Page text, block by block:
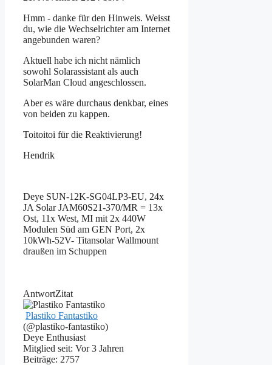
Hmm - danke für den Hinweis. Weisst
du, wie die Wechselrichter am Internet
angebunden waren?
Aktuell habe ich nicht nämlich
sowohl Solarassistant als auch
SolarMan Cloud angeschlossen.
Aber es wäre durchaus denkbar, eines
von beiden zu kappen.
Toitoitoi für die Reaktivierung!
Hendrik
Deye SUN-12K-SG04LP3-EU, 24x
JA Solar JAM60S21-370/MR = 13x
Ost, 11x West, MI mit 2x 440W
Modulen Süd am GEN Port, 2x
10kWh-52V- Titansolar Wallmount
draußen im Schuppen
AntwortZitat
Plastiko Fantastiko
(@plastiko-fantastiko)
Deye Enthusiast
Mitglied seit: Vor 3 Jahren
Beiträge: 2757